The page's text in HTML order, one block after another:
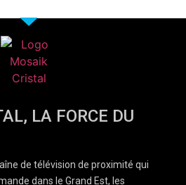
LA FORCE DU
de télévision de proximité qui
dans le Grand Est, les